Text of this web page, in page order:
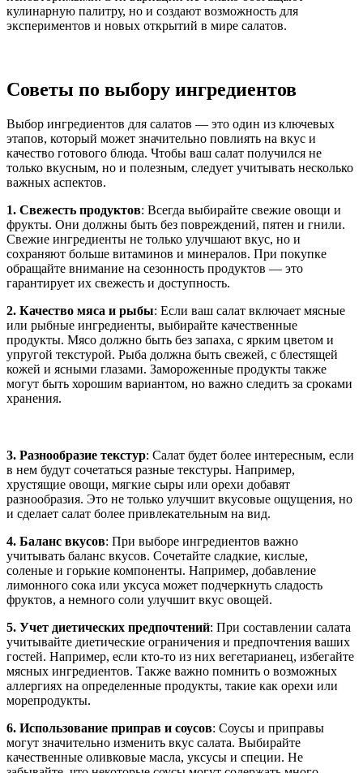
кулинарную палитру, но и создают возможность для
экспериментов и новых открытий в мире салатов.
Советы по выбору ингредиентов
Выбор ингредиентов для салатов — это один из ключевых
этапов, который может значительно повлиять на вкус и
качество готового блюда. Чтобы ваш салат получился не
только вкусным, но и полезным, следует учитывать несколько
важных аспектов.
1. Свежесть продуктов: Всегда выбирайте свежие овощи и
фрукты. Они должны быть без повреждений, пятен и гнили.
Свежие ингредиенты не только улучшают вкус, но и
сохраняют больше витаминов и минералов. При покупке
обращайте внимание на сезонность продуктов — это
гарантирует их свежесть и доступность.
2. Качество мяса и рыбы: Если ваш салат включает мясные
или рыбные ингредиенты, выбирайте качественные
продукты. Мясо должно быть без запаха, с ярким цветом и
упругой текстурой. Рыба должна быть свежей, с блестящей
кожей и ясными глазами. Замороженные продукты также
могут быть хорошим вариантом, но важно следить за сроками
хранения.
3. Разнообразие текстур: Салат будет более интересным, если
в нем будут сочетаться разные текстуры. Например,
хрустящие овощи, мягкие сыры или орехи добавят
разнообразия. Это не только улучшит вкусовые ощущения, но
и сделает салат более привлекательным на вид.
4. Баланс вкусов: При выборе ингредиентов важно
учитывать баланс вкусов. Сочетайте сладкие, кислые,
соленые и горькие компоненты. Например, добавление
лимонного сока или уксуса может подчеркнуть сладость
фруктов, а немного соли улучшит вкус овощей.
5. Учет диетических предпочтений: При составлении салата
учитывайте диетические ограничения и предпочтения ваших
гостей. Например, если кто-то из них вегетарианец, избегайте
мясных ингредиентов. Также важно помнить о возможных
аллергиях на определенные продукты, такие как орехи или
морепродукты.
6. Использование приправ и соусов: Соусы и приправы
могут значительно изменить вкус салата. Выбирайте
качественные оливковые масла, уксусы и специи. Не